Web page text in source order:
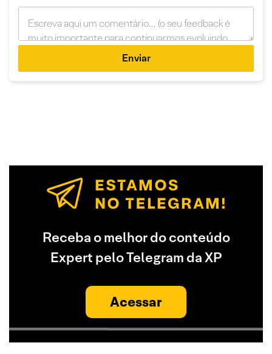
Enviar
Receba o melhor do conteúdo
Expert pelo Telegram da XP
Acessar